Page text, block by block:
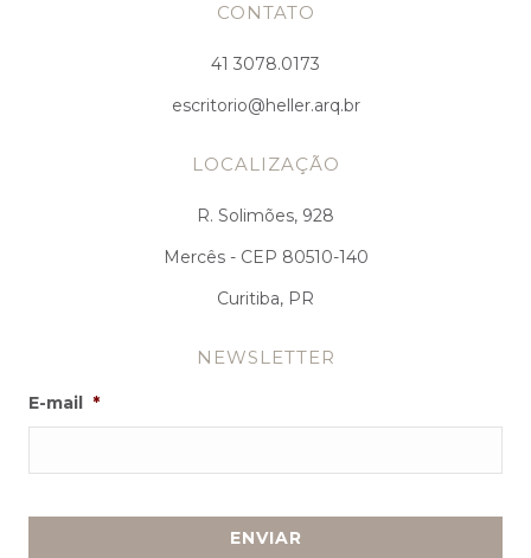
CONTATO
41 3078.0173
escritorio@heller.arq.br
LOCALIZAÇÃO
R. Solimões, 928
Mercês - CEP 80510-140
Curitiba, PR
NEWSLETTER
E-mail *